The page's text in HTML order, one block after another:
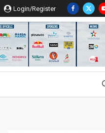
Login/Register